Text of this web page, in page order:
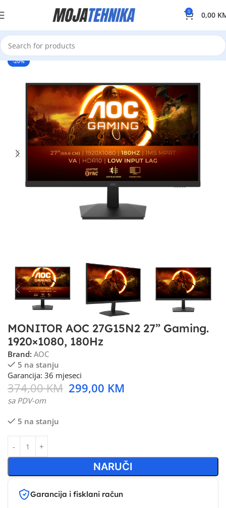
0 0,00
-20%
MONITOR AOC 27G15N2 27” Gaming.
1920×1080, 180Hz
Brand: AOC
5 na stanju
Garancija: 36 mjeseci
374,00KM 299,00 KM
sa PDV-om
5 na stanju
NARUČI
Garancija i fisklani račun